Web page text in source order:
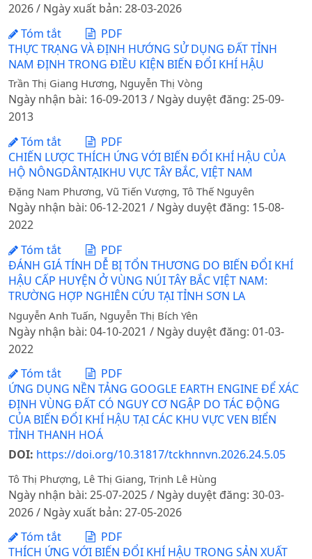
2026 / Ngày xuất bản: 28-03-2026
Tóm tắt
PDF
THỰC TRẠNG VÀ ĐỊNH HƯỚNG SỬ DỤNG ĐẤT TỈNH
NAM ĐỊNH TRONG ĐIỀU KIỆN BIẾN ĐỔI KHÍ HẬU
Trần Thị Giang Hương, Nguyễn Thị Vòng
Ngày nhận bài: 16-09-2013 / Ngày duyệt đăng: 25-09-
2013
Tóm tắt
PDF
CHIẾN LƯỢC THÍCH ỨNG VỚI BIẾN ĐỔI KHÍ HẬU CỦA
HỘ NÔNGDÂNTẠIKHU VỰC TÂY BẮC, VIỆT NAM
Đặng Nam Phương, Vũ Tiến Vượng, Tô Thế Nguyên
Ngày nhận bài: 06-12-2021 / Ngày duyệt đăng: 15-08-
2022
Tóm tắt
PDF
ĐÁNH GIÁ TÍNH DỄ BỊ TỔN THƯƠNG DO BIẾN ĐỔI KHÍ
HẬU CẤP HUYỆN Ở VÙNG NÚI TÂY BẮC VIỆT NAM:
TRƯỜNG HỢP NGHIÊN CỨU TẠI TỈNH SƠN LA
Nguyễn Anh Tuấn, Nguyễn Thị Bích Yên
Ngày nhận bài: 04-10-2021 / Ngày duyệt đăng: 01-03-
2022
Tóm tắt
PDF
ỨNG DỤNG NỀN TẢNG GOOGLE EARTH ENGINE ĐỂ XÁC
ĐỊNH VÙNG ĐẤT CÓ NGUY CƠ NGẬP DO TÁC ĐỘNG
CỦA BIẾN ĐỔI KHÍ HẬU TẠI CÁC KHU VỰC VEN BIỂN
TỈNH THANH HOÁ
DOI: https://doi.org/10.31817/tckhnnvn.2026.24.5.05
Tô Thị Phượng, Lê Thị Giang, Trịnh Lê Hùng
Ngày nhận bài: 25-07-2025 / Ngày duyệt đăng: 30-03-
2026 / Ngày xuất bản: 27-05-2026
Tóm tắt
PDF
THÍCH ỨNG VỚI BIẾN ĐỔI KHÍ HẬU TRONG SẢN XUẤT